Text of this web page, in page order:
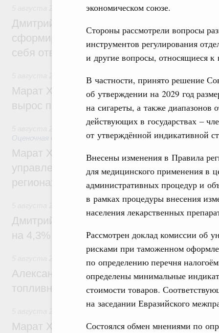
экономическом союзе.
Стороны рассмотрели вопросы
инструментов регулирования
и другие вопросы, относящиеся к
В частности, принято решение
об утверждении на 2029 год
на сигареты, а также диапазонов
действующих в государствах –
от утверждённой индикативной
Внесены изменения в Правила
для медицинского применения в
административных процедур и
в рамках процедуры внесения
населения лекарственных
Рассмотрен доклад комиссии об
рисками при таможенном
по определению перечня
определены минимальные
стоимости товаров.
на заседании Евразийского
Состоялся обмен мнениями по
Молодёжная политика
Дмитрий Чернышенко: Всемирный
сформировал целое сообщество людей,
себя ответственность за будущее
Национальный проект «Инфраструктура
Марат Хуснуллин: Ввод нежилых зданий
вырос почти на треть
Земельные отношения. Кадастровая
Оценочная деятельность
Марат Хуснуллин: По решению
управление «ДОМ.РФ» перейдёт более
регионах
Внутренний и въездной туризм
Дмитрий Чернышенко: Внутренний
на 4,3%, въездной – на 20,1%
Александр Новак провёл совещание по
топливном рынке
Жилищная политика, рынок жилья
Марат Хуснуллин: Первые проекты